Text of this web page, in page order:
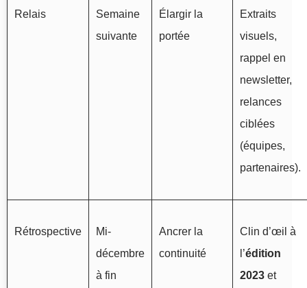
Relais
Semaine
suivante
Élargir la
portée
Extraits
visuels,
rappel en
newsletter,
relances
ciblées
(équipes,
partenaires).
Rétrospective
Mi-
décembre
à fin
Ancrer la
continuité
Clin d’œil à
l’édition
2023 et